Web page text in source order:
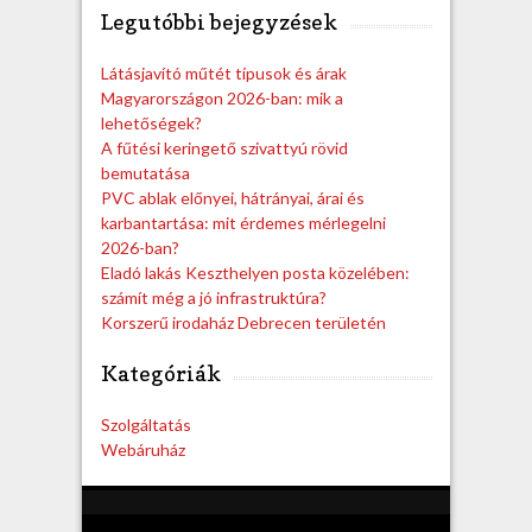
Legutóbbi bejegyzések
Látásjavító műtét típusok és árak
Magyarországon 2026-ban: mik a
lehetőségek?
A fűtési keringető szivattyú rövid
bemutatása
PVC ablak előnyei, hátrányai, árai és
karbantartása: mit érdemes mérlegelni
2026-ban?
Eladó lakás Keszthelyen posta közelében:
számít még a jó infrastruktúra?
Korszerű irodaház Debrecen területén
Kategóriák
Szolgáltatás
Webáruház